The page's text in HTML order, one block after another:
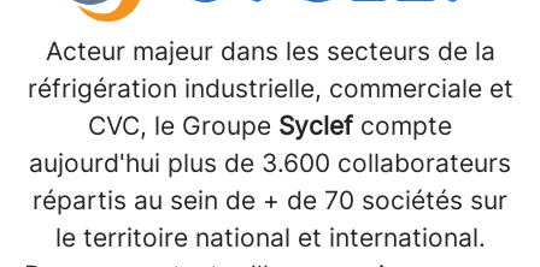
Acteur majeur dans les secteurs de la
réfrigération industrielle, commerciale et
CVC, le Groupe Syclef compte
aujourd'hui plus de 3.600 collaborateurs
répartis au sein de + de 70 sociétés sur
le territoire national et international.